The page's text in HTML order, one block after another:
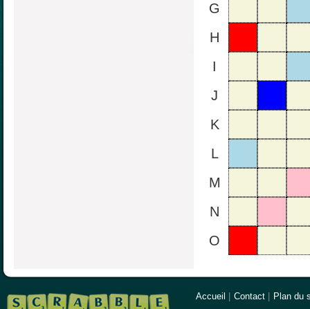
G
H
I
J
K
L
M
N
O
Accueil Contact Plan du